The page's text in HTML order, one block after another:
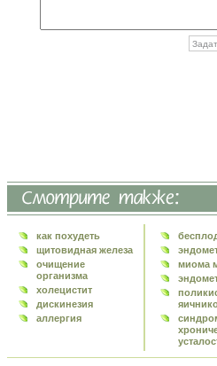
как похудеть
щитовидная железа
очищение
организма
холецистит
дискинезия
аллергия
миома